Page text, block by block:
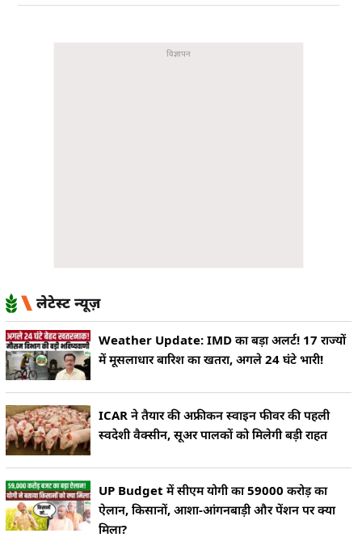
लेटेस्ट न्यूज़
Weather Update: IMD का बड़ा अलर्ट! 17 राज्यों
में मूसलाधार बारिश का खतरा, अगले 24 घंटे भारी!
ICAR ने तैयार की अफ्रीकन स्वाइन फीवर की पहली
स्वदेशी वैक्सीन, सूअर पालकों को मिलेगी बड़ी राहत
UP Budget में सीएम योगी का 59000 करोड़ का
ऐलान, किसानों, आशा-आंगनबाड़ी और पेंशन पर क्या
मिला?